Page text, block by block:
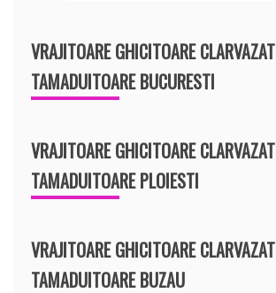
VRAJITOARE GHICITOARE
TAMADUITOARE BUCURESTI
VRAJITOARE GHICITOARE
TAMADUITOARE PLOIESTI
VRAJITOARE GHICITOARE
TAMADUITOARE BUZAU